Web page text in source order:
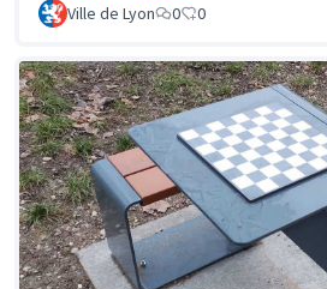
Ville de Lyon 0 0